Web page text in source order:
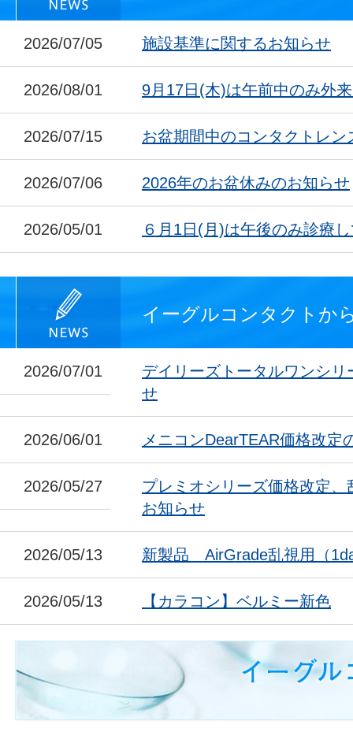
2026/07/05 施設基準に関するお知らせ
2026/08/01 9月17日(木)は午前中のみ外
2026/07/15 お盆期間中のコンタクトレン
2026/07/06 2026年のお盆休みのお知らせ
2026/05/01 ６月1日(月)は午後のみ診療
イーグルコンタクトか
2026/07/01
デイリーズトータルワンシ
せ
2026/06/01 メニコンDearTEAR価格改定
2026/05/27
プレミオシリーズ価格改定
お知らせ
2026/05/13 新製品 AirGrade乱視用（
2026/05/13 【カラコン】ベルミー新色